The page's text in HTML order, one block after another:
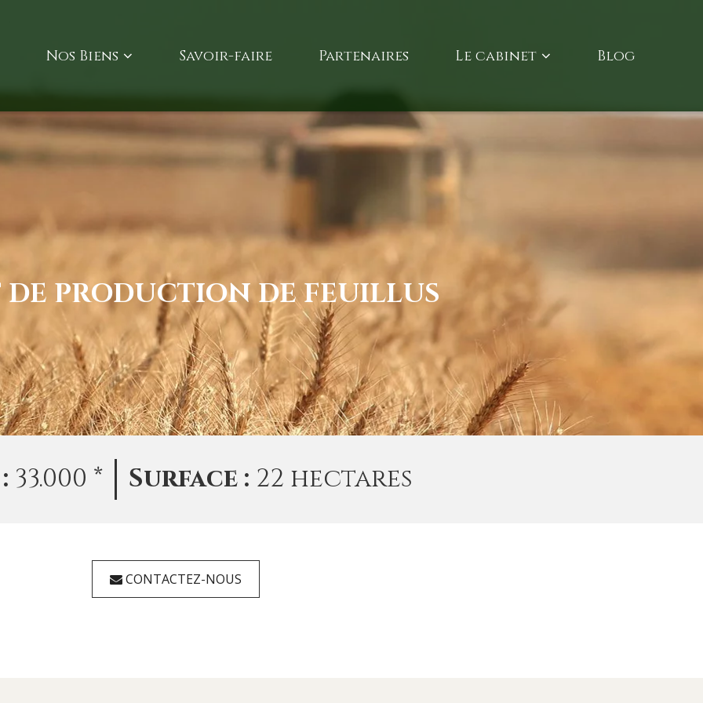
Nos Biens Savoir-faire Partenaires Le cabinet Blog
PRODUCTION DE FEUILLUS
33.000 * Surface : 22 hectares
CONTACTEZ-NOUS